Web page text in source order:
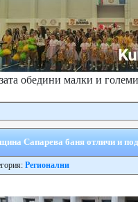
обедини малки и
Сапарева баня отличи и
Регионални